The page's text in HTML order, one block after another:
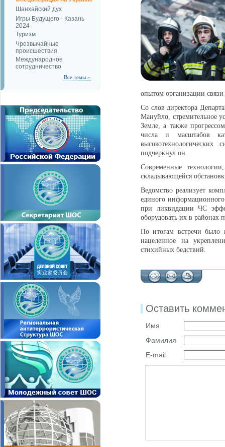
Шанхайский дух
Игры Будущего - Казань
2024
Туризм
Чрезвычайные
происшествия
Международное
сотрудничество
Все темы »
опытом организации
Со слов директора
Мануйло, стремительное
Земле, а также
числа и масштабов
подчеркнул он.
Современные
складывающейся
Ведомство реализует
единого
при ликвидации ЧС
оборудовать их в районах
По итогам встречи было
нацеленное на
стихийных бедствий.
Оставить
Имя
Фамилия
E-mail